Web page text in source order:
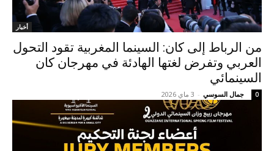
أخبار
من الرباط إلى كان: السينما المغربية تقود التحول
العربي وتفرض لغتها الهادئة في مهرجان كان
السينمائي
جمال السوسي - 3 ماي 2026 0